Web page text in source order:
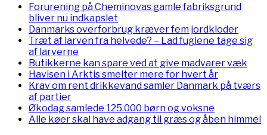
Forurening på Cheminovas gamle fabriksgrund
bliver nu indkapslet
Danmarks overforbrug kræver fem jordkloder
Træt af larven fra helvede? – Lad fuglene tage sig
af larverne
Butikkerne kan spare ved at give madvarer væk
Havisen i Arktis smelter mere for hvert år
Krav om rent drikkevand samler Danmark på tværs
af partier
Økodag samlede 125.000 børn og voksne
Alle køer skal have adgang til græs og åben himmel